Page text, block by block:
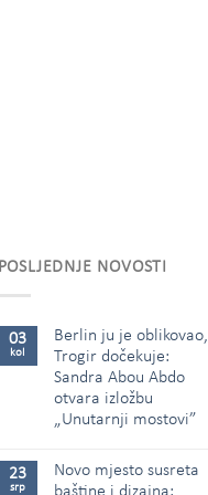
POSLJEDNJE NOVOSTI
03
kol
Berlin ju je oblikovao,
Trogir dočekuje:
Sandra Abou Abdo
otvara izložbu
„Unutarnji mostovi”
23
srp
Novo mjesto susreta
baštine i dizajna: